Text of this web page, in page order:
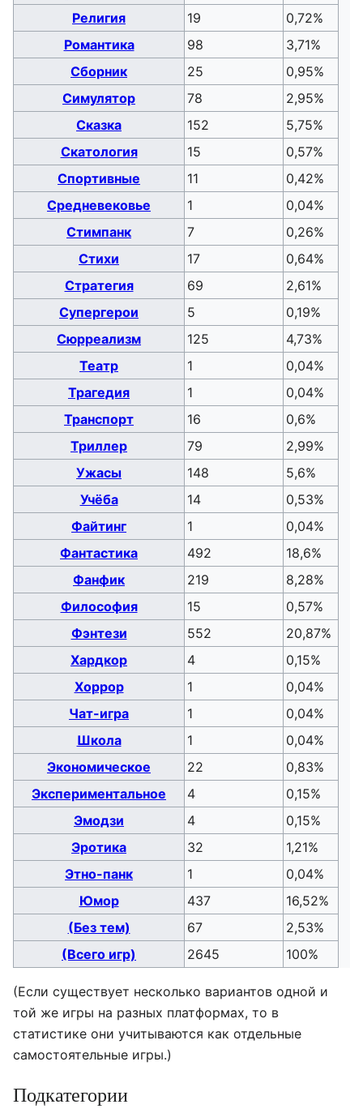
Религия
19
0,72%
Романтика
98
3,71%
Сборник
25
0,95%
Симулятор
78
2,95%
Сказка
152
5,75%
Скатология
15
0,57%
Спортивные
11
0,42%
Средневековье
1
0,04%
Стимпанк
7
0,26%
Стихи
17
0,64%
Стратегия
69
2,61%
Супергерои
5
0,19%
Сюрреализм
125
4,73%
Театр
1
0,04%
Трагедия
1
0,04%
Транспорт
16
0,6%
Триллер
79
2,99%
Ужасы
148
5,6%
Учёба
14
0,53%
Файтинг
1
0,04%
Фантастика
492
18,6%
Фанфик
219
8,28%
Философия
15
0,57%
Фэнтези
552
20,87%
Хардкор
4
0,15%
Хоррор
1
0,04%
Чат-игра
1
0,04%
Школа
1
0,04%
Экономическое
22
0,83%
Экспериментальное
4
0,15%
Эмодзи
4
0,15%
Эротика
32
1,21%
Этно-панк
1
0,04%
Юмор
437
16,52%
(Без тем)
67
2,53%
(Всего игр)
2645 100%
(Если существует несколько вариантов одной и
той же игры на разных платформах, то в
статистике они учитываются как отдельные
самостоятельные игры.)
Подкатегории